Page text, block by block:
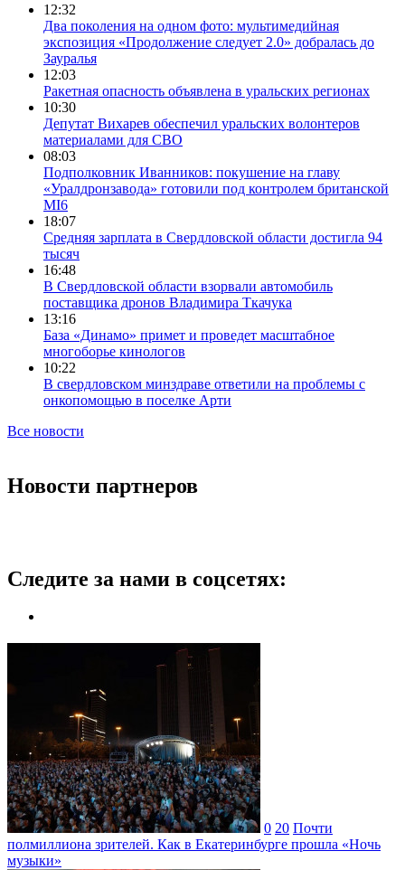
12:32
Два поколения на одном фото: мультимедийная
экспозиция «Продолжение следует 2.0» добралась до
Зауралья
12:03
Ракетная опасность объявлена в уральских регионах
10:30
Депутат Вихарев обеспечил уральских волонтеров
материалами для СВО
08:03
Подполковник Иванников: покушение на главу
«Уралдронзавода» готовили под контролем британской
MI6
18:07
Средняя зарплата в Свердловской области достигла 94
тысяч
16:48
В Свердловской области взорвали автомобиль
поставщика дронов Владимира Ткачука
13:16
База «Динамо» примет и проведет масштабное
многоборье кинологов
10:22
В свердловском минздраве ответили на проблемы с
онкопомощью в поселке Арти
Все новости
Новости партнеров
Следите за нами в соцсетях:
0 20 Почти
полмиллиона зрителей. Как в Екатеринбурге прошла «Ночь
музыки»